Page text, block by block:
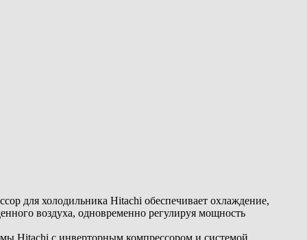
для холодильника Hitachi обеспечивает охлаждение,
воздуха, одновременно регулируя мощность
Hitachi с инверторным компрессором и системой